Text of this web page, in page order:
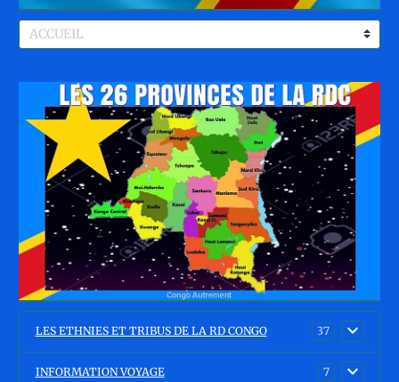
LES ETHNIES ET TRIBUS DE LA RD CONGO 37
INFORMATION VOYAGE 7